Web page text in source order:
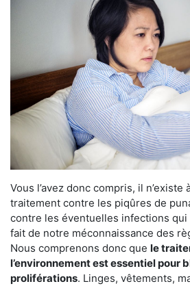
Vous l’avez donc compris, il n’existe
traitement contre les piqûres de
contre les éventuelles infections
fait de notre méconnaissance des
Nous comprenons donc que le
l’environnement est essentiel pour
proliférations. Linges, vêtements,